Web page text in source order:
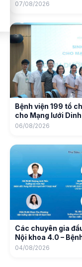
07/08/2026
Bệnh viện 199 tổ
cho Mạng lưới
06/08/2026
Các chuyên gia
Nội khoa 4.0 –
04/08/2026